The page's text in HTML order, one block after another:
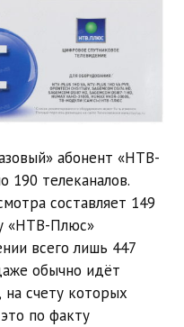
абонент «НТВ-
190 телеканалов.
составляет 149
«НТВ-Плюс»
всего лишь 447
обычно идёт
счету которых
по факту